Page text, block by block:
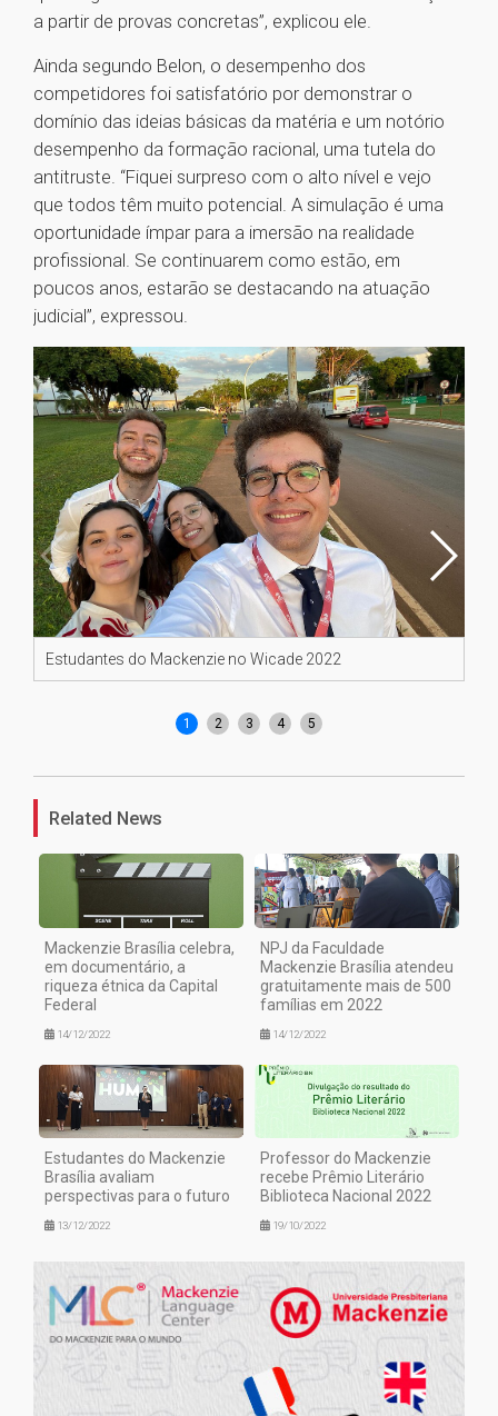
a partir de provas concretas”, explicou ele.
Ainda segundo Belon, o desempenho dos
competidores foi satisfatório por demonstrar o
domínio das ideias básicas da matéria e um notório
desempenho da formação racional, uma tutela do
antitruste. “Fiquei surpreso com o alto nível e vejo
que todos têm muito potencial. A simulação é uma
oportunidade ímpar para a imersão na realidade
profissional. Se continuarem como estão, em
poucos anos, estarão se destacando na atuação
judicial”, expressou.
Estudantes do Mackenzie no Wicade 2022
1 2 3 4 5
Related News
Mackenzie Brasília celebra,
em documentário, a
riqueza étnica da Capital
Federal
14/12/2022
NPJ da Faculdade
Mackenzie Brasília atendeu
gratuitamente mais de 500
famílias em 2022
14/12/2022
Estudantes do Mackenzie
Brasília avaliam
perspectivas para o futuro
13/12/2022
Professor do Mackenzie
recebe Prêmio Literário
Biblioteca Nacional 2022
19/10/2022